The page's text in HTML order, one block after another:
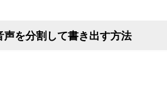
を分割して書き出す方法